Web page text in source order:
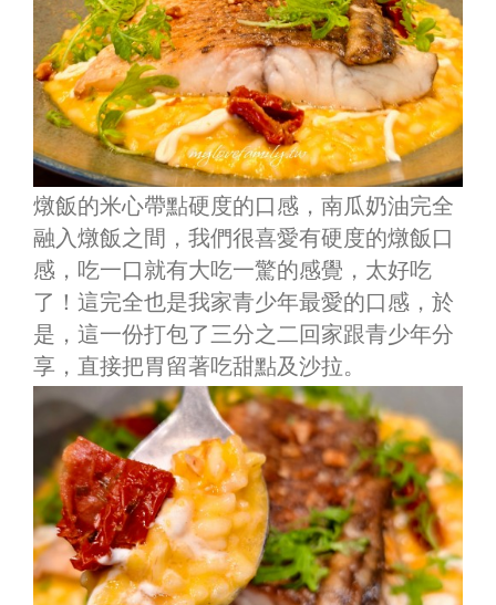
燉飯的米心帶點硬度的口感，南瓜奶油完全
融入燉飯之間，我們很喜愛有硬度的燉飯口
感，吃一口就有大吃一驚的感覺，太好吃
了！這完全也是我家青少年最愛的口感，於
是，這一份打包了三分之二回家跟青少年分
享，直接把胃留著吃甜點及沙拉。